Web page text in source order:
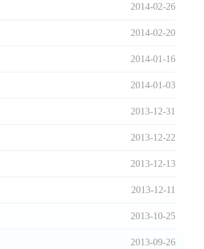
2014-02-26
2014-02-20
2014-01-16
2014-01-03
2013-12-31
2013-12-22
2013-12-13
2013-12-11
2013-10-25
2013-09-26